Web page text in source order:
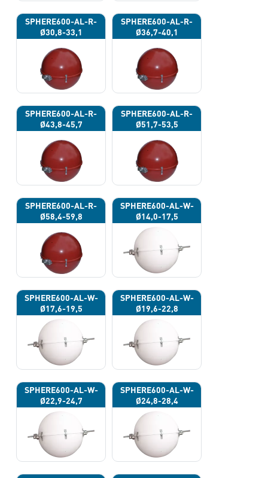
SPHERE600-AL-R-
Ø30,8-33,1
SPHERE600-AL-R-
Ø36,7-40,1
SPHERE600-AL-R-
Ø43,8-45,7
SPHERE600-AL-R-
Ø51,7-53,5
SPHERE600-AL-R-
Ø58,4-59,8
SPHERE600-AL-W-
Ø14,0-17,5
SPHERE600-AL-W-
Ø17,6-19,5
SPHERE600-AL-W-
Ø19,6-22,8
SPHERE600-AL-W-
Ø22,9-24,7
SPHERE600-AL-W-
Ø24,8-28,4